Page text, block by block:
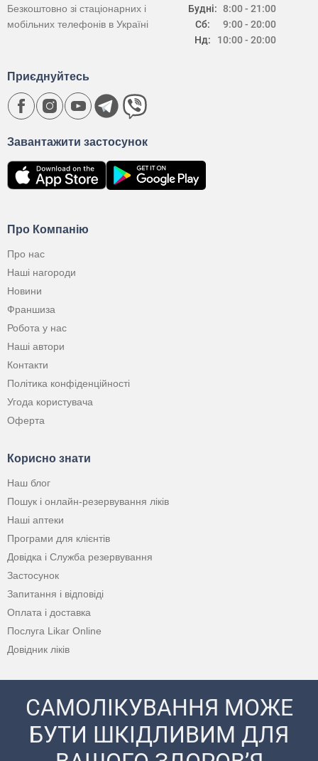
Будні:
Сб:
Нд:
8:00 - 21:00
9:00 - 20:00
10:00 - 20:00
Безкоштовно зі стаціонарних і
мобільних телефонів в Україні
Про Компанію
Про нас
Наші нагороди
Новини
Франшиза
Робота у нас
Наші автори
Контакти
Політика конфіденційності
Угода користувача
Оферта
Корисно знати
Наш блог
Пошук і онлайн-резервування ліків
Наші аптеки
Програми для клієнтів
Довідка і Служба резервування
Застосунок
Запитання і відповіді
Оплата і доставка
Послуга Likar Online
Довідник ліків
Завантажити застосунок
Приєднуйтесь
САМОЛІКУВАННЯ МОЖЕ
БУТИ ШКІДЛИВИМ ДЛЯ